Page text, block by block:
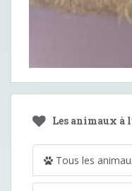
Les animaux à
Tous les